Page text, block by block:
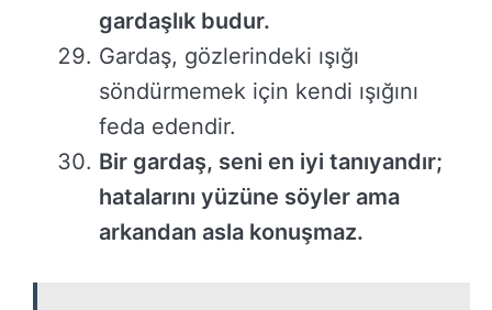
gardaşlık budur.
Gardaş, gözlerindeki ışığı
söndürmemek için kendi ışığını
feda edendir.
Bir gardaş, seni en iyi tanıyandır;
hatalarını yüzüne söyler ama
arkandan asla konuşmaz.